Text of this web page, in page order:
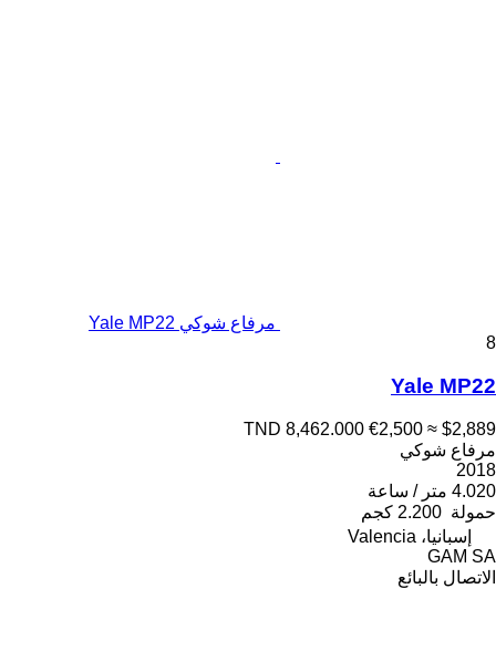
مرفاع شوكي Yale MP22
8
Yale MP22
TND 8,462.000 €2,500 ≈ $2,889
مرفاع شوكي
2018
4.020 متر / ساعة
حمولة 2.200 كجم
إسبانيا، Valencia
GAM SA
الاتصال بالبائع